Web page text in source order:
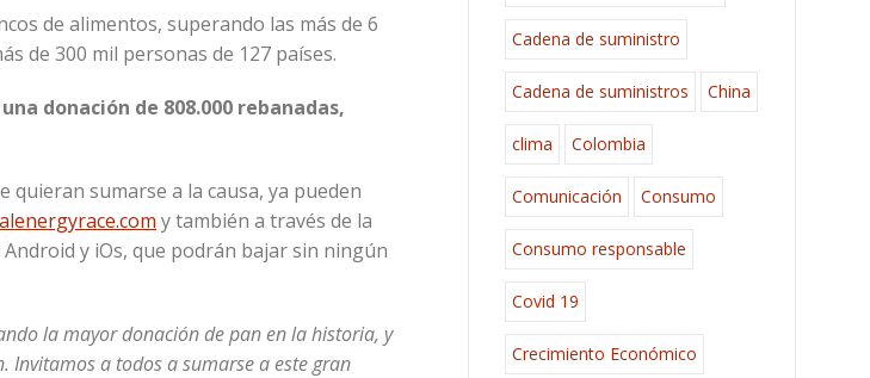
de alimentos, superando las más de 6
de 300 mil personas de 127 países.
donación de 808.000 rebanadas,
sumarse a la causa, ya pueden
y también a través de la
y iOs, que podrán bajar sin ningún
la mayor donación de pan en la historia, y
Invitamos a todos a sumarse a este gran
Cadena de suministro
Cadena de suministros China
clima Colombia
Comunicación Consumo
Consumo responsable
Covid 19
Crecimiento Económico